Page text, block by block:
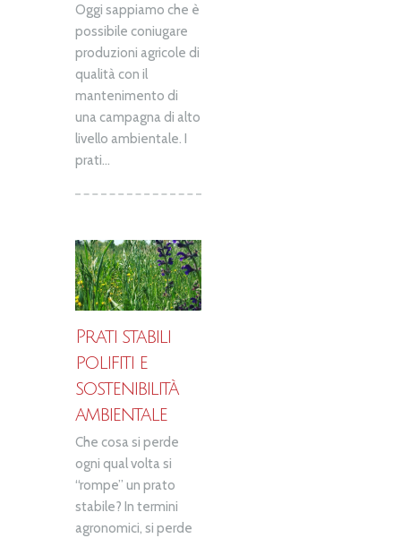
Oggi sappiamo che è
possibile coniugare
produzioni agricole di
qualità con il
mantenimento di
una campagna di alto
livello ambientale. I
prati...
Prati stabili
polifiti e
sostenibilità
ambientale
Che cosa si perde
ogni qual volta si
“rompe” un prato
stabile? In termini
agronomici, si perde